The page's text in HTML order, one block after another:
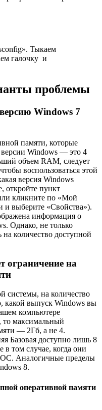
Тыкаем
галочку и
проблемы
Windows 7
памяти, которые
версии Windows — это 4
объем RAM, следует
воспользоваться этой
версия Windows
откройте пункт
кликните по «Мой
выберите «Свойства»).
информация о
Однако, не только
количество доступной
ограничение на
системы, на количество
какой выпуск Windows вы
компьютере
то максимальный
— 2Гб, а не 4.
Базовая доступно лишь 8
том случае, когда они
ОС. Аналогичные пределы
8.
оперативной памяти